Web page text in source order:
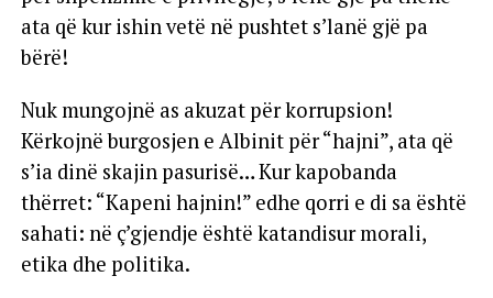
ata që kur ishin vetë në pushtet s’lanë gjë pa
bërë!
Nuk mungojnë as akuzat për korrupsion!
Kërkojnë burgosjen e Albinit për “hajni”, ata që
s’ia dinë skajin pasurisë… Kur kapobanda
thërret: “Kapeni hajnin!” edhe qorri e di sa është
sahati: në ç’gjendje është katandisur morali,
etika dhe politika.